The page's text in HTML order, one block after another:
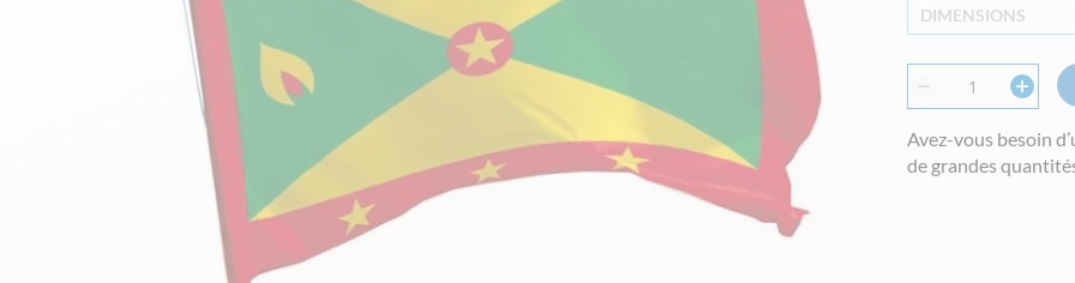
DIMENSIONS
Avez-vous besoin
de grandes